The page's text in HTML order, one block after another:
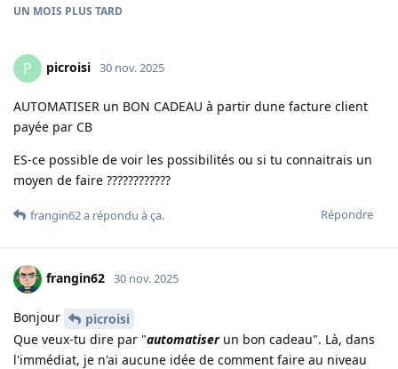
UN MOIS PLUS TARD
P picroisi 30 nov. 2025
AUTOMATISER un BON CADEAU à partir dune facture client
payée par CB
ES-ce possible de voir les possibilités ou si tu connaitrais un
moyen de faire ????????????
Répondre
frangin62a répondu à ça.
frangin62 30 nov. 2025
Bonjour
picroisi
Que veux-tu dire par "automatiserun bon cadeau". Là, dans
l'immédiat, je n'ai aucune idée de comment faire au niveau